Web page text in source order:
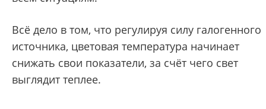
Всё дело в том, что регулируя силу галогенного
источника, цветовая температура начинает
снижать свои показатели, за счёт чего свет
выглядит теплее.